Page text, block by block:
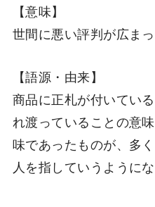
【意味】
世間に悪い評判が広ま
【語源・由来】
商品に正札が付いてい
れ渡っていることの意
味であったものが、多
人を指していうようにな